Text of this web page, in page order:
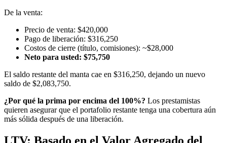
De la venta:
Precio de venta: $420,000
Pago de liberación: $316,250
Costos de cierre (título, comisiones): ~$28,000
Neto para usted: $75,750
El saldo restante del manta cae en $316,250, dejando un nuevo
saldo de $2,083,750.
¿Por qué la prima por encima del 100%? Los prestamistas
quieren asegurar que el portafolio restante tenga una cobertura aún
más sólida después de una liberación.
LTV: Basado en el Valor Agregado del